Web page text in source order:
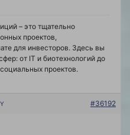
– это тщательно
проектов,
для инвесторов. Здесь вы
от IT и биотехнологий до
проектов.
#36192